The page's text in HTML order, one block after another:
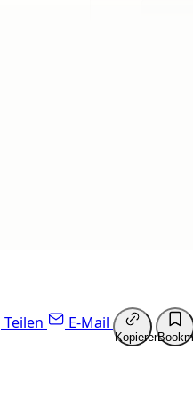
Teilen E-Mail
Kopieren